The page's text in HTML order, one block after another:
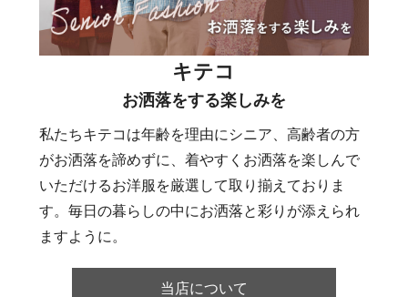
キテコ
お洒落をする楽しみを
私たちキテコは年齢を理由にシニア、高齢者の方
がお洒落を諦めずに、着やすくお洒落を楽しんで
いただけるお洋服を厳選して取り揃えておりま
す。毎日の暮らしの中にお洒落と彩りが添えられ
ますように。
当店について